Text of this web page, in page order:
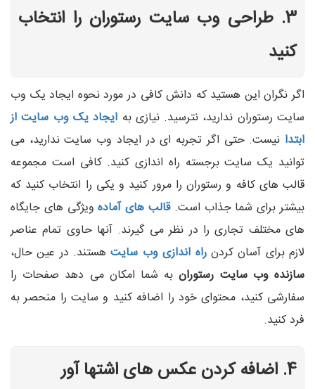
3. طراحی وب سایت رستوران را انتخاب
کنید
اگر نگران این هستید که دانش کافی در مورد نحوه ایجاد یک وب
سایت رستوران ندارید، نترسید. نیازی به ایجاد یک وب سایت از
ابتدا نیست. حتی اگر تجربه ای در ایجاد وب سایت ندارید، می
توانید یک سایت برجسته راه اندازی کنید. کافی است مجموعه
قالب های کافه و رستوران را مرور کنید و یکی را انتخاب کنید که
بیشتر برای شما جذاب است.قالب های آمادهویژگی های جایگاه
های مختلف تجاری را در نظر می گیرند. آنها حاوی تمام عناصر
لازم برای آسان کردنراه اندازی وب سایتهستند. در عین حال،
سازنده وب سایت رستورانبه شما امکان می دهد صفحات را
سفارشی کنید، محتوای خود را اضافه کنید و سایت را منحصر به
فرد کنید.
4. اضافه کردن عکس های اشتها آور